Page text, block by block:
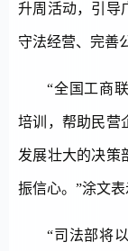
升周活动，引导
守法经营、完善
“全国工商
培训，帮助民营
发展壮大的决策
振信心。”涂文表
“司法部将